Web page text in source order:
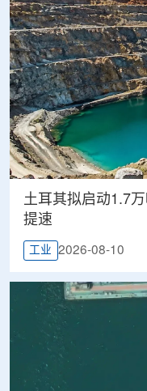
土耳其拟启动1.7
提速
工业 2026-08-10